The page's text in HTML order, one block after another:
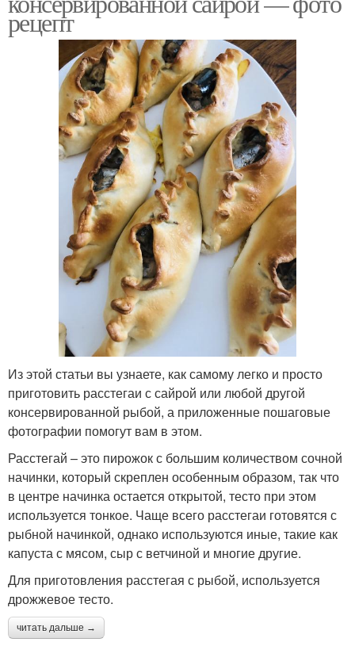
рецепт
Из этой статьи вы узнаете, как самому легко и просто
приготовить расстегаи с сайрой или любой другой
консервированной рыбой, а приложенные пошаговые
фотографии помогут вам в этом.
Расстегай – это пирожок с большим количеством сочной
начинки, который скреплен особенным образом, так что
в центре начинка остается открытой, тесто при этом
используется тонкое. Чаще всего расстегаи готовятся с
рыбной начинкой, однако используются иные, такие как
капуста с мясом, сыр с ветчиной и многие другие.
Для приготовления расстегая с рыбой, используется
дрожжевое тесто.
читать дальше →